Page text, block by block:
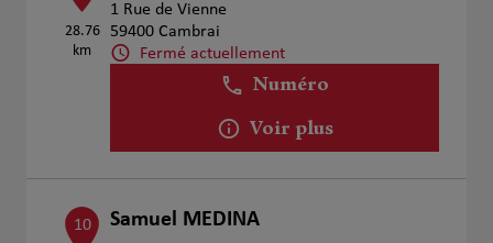
28.76
km
1 Rue de Vienne
59400 Cambrai
Fermé actuellement
Numéro
Voir plus
10 Samuel MEDINA